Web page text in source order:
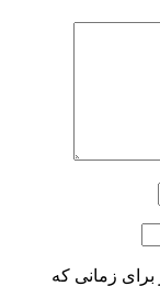
زمانی که